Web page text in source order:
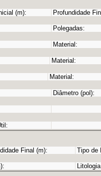
(m):
Profundidade
Polegadas:
Material:
Material:
Material:
Diâmetro (pol):
Final (m):
Tipo de